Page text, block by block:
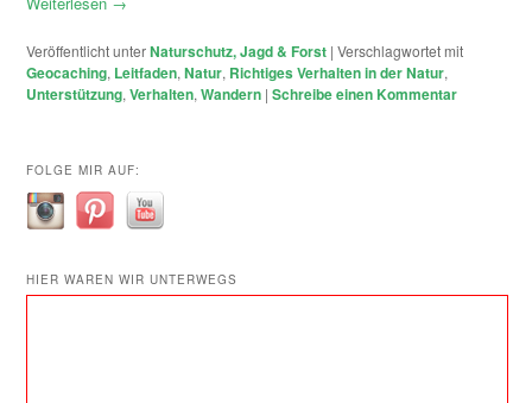
Veröffentlicht unterNaturschutz, Jagd & Forst |Verschlagwortet mit
Geocaching, Leitfaden,Natur, Richtiges Verhalten in der Natur,
Unterstützung,Verhalten,Wandern |Schreibe einen Kommentar
FOLGE MIR AUF:
HIER WAREN WIR UNTERWEGS